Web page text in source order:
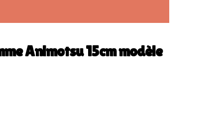
Animotsu 15cm modèle